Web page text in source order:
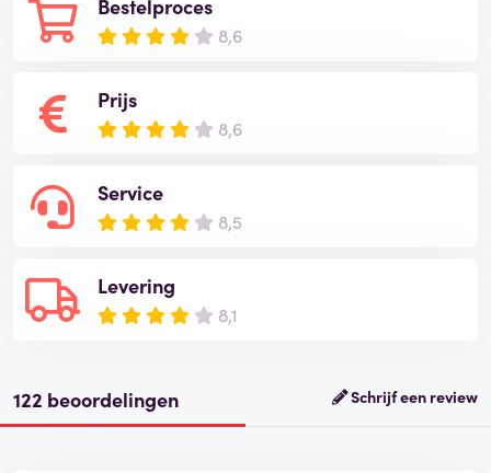
Bestelproces
8,6
Prijs
8,6
Service
8,5
Levering
8,1
122 beoordelingen Schrijf een review